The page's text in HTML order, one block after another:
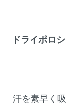
ドライポロ
汗を素早く